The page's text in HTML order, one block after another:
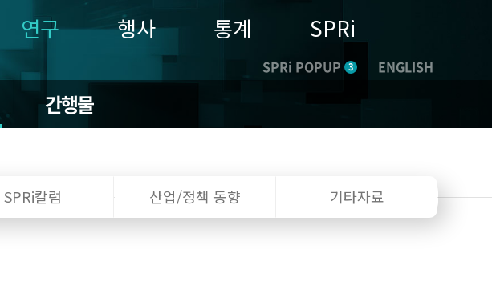
연구 행사 통계 SPRi
SPRi POPUP 3 ENGLISH
간행물
SPRi칼럼 산업/정책 동향 기타자료